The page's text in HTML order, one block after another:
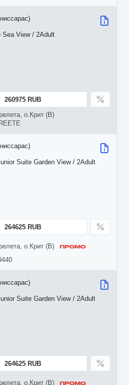
Sea View / 2Adult
260975 RUB
о.Крит (B)
Suite Garden View / 2Adult
264625 RUB
о.Крит (B)
Suite Garden View / 2Adult
264625 RUB
о.Крит (B)